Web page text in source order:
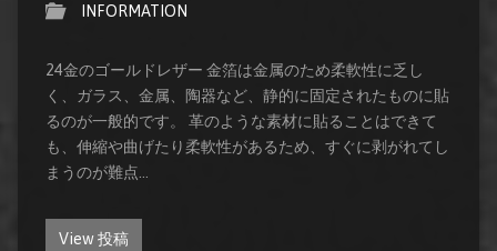
INFORMATION
24金のゴールドレザー 金箔は金属のため柔軟性に乏し
く、ガラス、金属、陶器など、静的に固定されたものに貼
るのが一般的です。 革のような素材に貼ることはできて
も、伸縮や曲げたり柔軟性があるため、すぐに剥がれてし
まうのが難点…
View 投稿